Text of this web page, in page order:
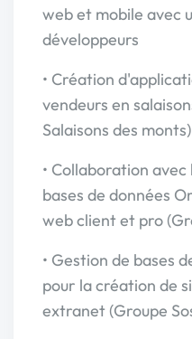
web et mobile avec
développeurs
• Création
vendeurs en
Salaisons des monts)
• Collaboration
bases de données
web client et pro
• Gestion de bases
pour la création de
extranet (Groupe